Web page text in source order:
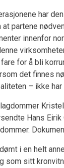
har
at partene
innenfor
for å bli
det finnes
– ikke har
Hans
i en helt
som sitt